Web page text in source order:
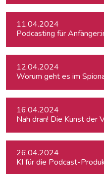
11.04.2024
Podcasting für
12.04.2024
Worum geht es im
16.04.2024
Nah dran! Die Kunst der
26.04.2024
KI für die Podcast-